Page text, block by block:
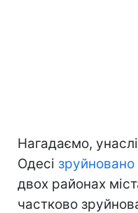
Нагадаємо,
Одесі зруйновано
двох районах
частково